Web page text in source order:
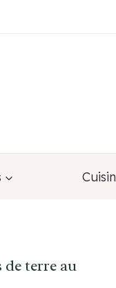
de terre au